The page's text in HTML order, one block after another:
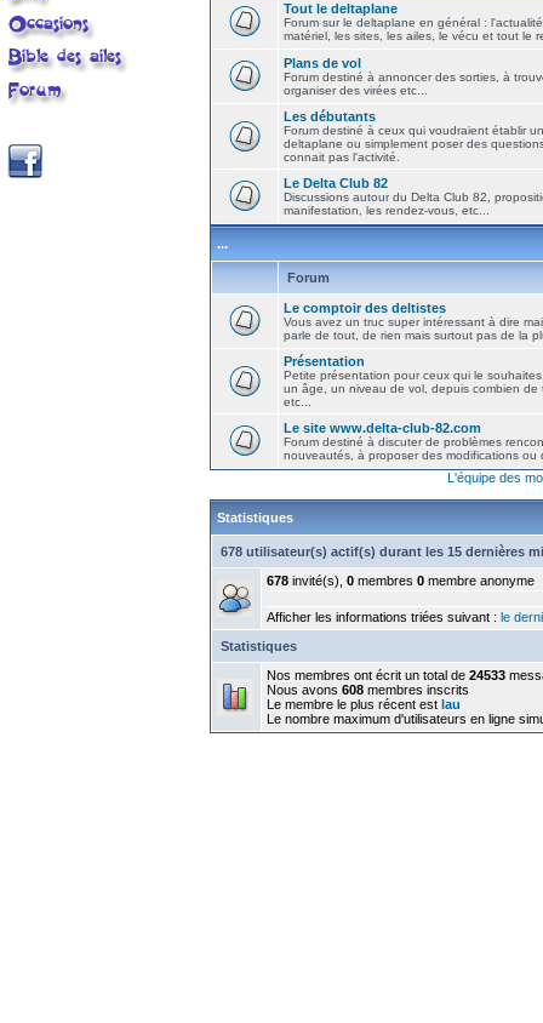
Tout le deltaplane
Forum sur le deltaplane en général :
matériel, les sites, les ailes, le vécu et tout le
Plans de vol
Forum destiné à annoncer des sorties, à
organiser des virées etc...
Les débutants
Forum destiné à ceux qui voudraient établir
deltaplane ou simplement poser des
connait pas l'activité.
Le Delta Club 82
Discussions autour du Delta Club 82,
manifestation, les rendez-vous, etc...
...
Forum
Le comptoir des deltistes
Vous avez un truc super intéressant à dire
parle de tout, de rien mais surtout pas de la
Présentation
Petite présentation pour ceux qui le
un âge, un niveau de vol, depuis combien de
etc...
Le site www.delta-club-82.com
Forum destiné à discuter de problèmes
nouveautés, à proposer des modifications ou
L'équipe des
Statistiques
678 utilisateur(s) actif(s) durant les 15 dernières
678 invité(s), 0 membres 0 membre anonyme
Afficher les informations triées suivant : le
Statistiques
Nos membres ont écrit un total de 24533
Nous avons 608 membres inscrits
Le membre le plus récent est lau
Le nombre maximum d'utilisateurs en ligne